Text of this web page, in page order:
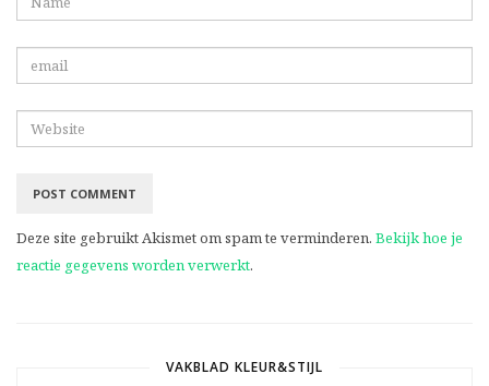
Deze site gebruikt Akismet om spam te verminderen. Bekijk hoe je
reactie gegevens worden verwerkt.
VAKBLAD KLEUR&STIJL